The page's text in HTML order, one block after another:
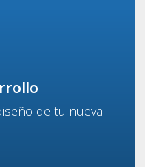
de tu nueva